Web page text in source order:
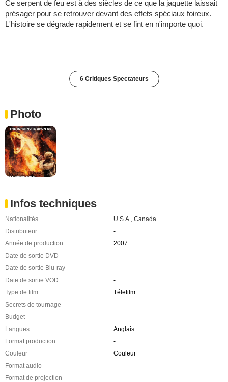
Ce serpent de feu est à des siècles de ce que la jaquette laissait
présager pour se retrouver devant des effets spéciaux foireux.
L'histoire se dégrade rapidement et se fint en n'importe quoi.
6 Critiques Spectateurs
Photo
Infos techniques
Nationalités U.S.A.
Canada
Distributeur
-
Année de production
2007
Date de sortie DVD
-
Date de sortie Blu-ray
-
Date de sortie VOD
-
Type de film
Télefilm
Secrets de tournage
-
Budget
-
Langues
Anglais
Format production
-
Couleur
Couleur
Format audio
-
Format de projection
-